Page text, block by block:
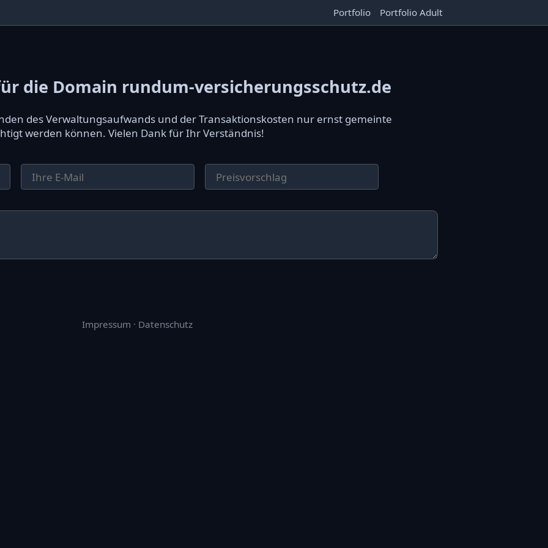
Portfolio Portfolio Adult
die Domain rundum-versicherungsschutz.de
des Verwaltungsaufwands und der Transaktionskosten nur ernst gemeinte
werden können. Vielen Dank für Ihr Verständnis!
Impressum · Datenschutz